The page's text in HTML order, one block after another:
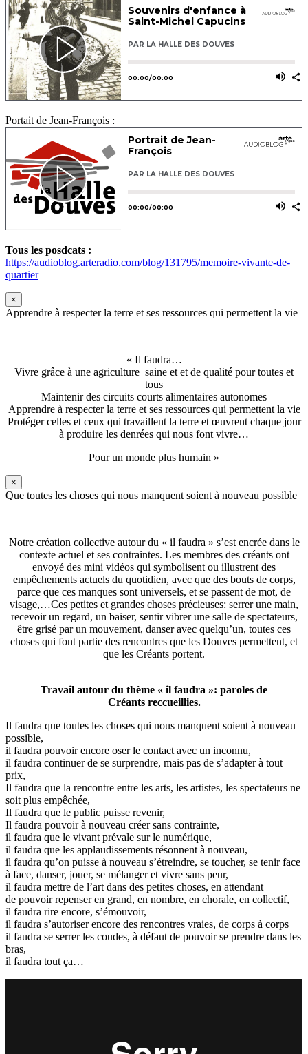
Portait de Jean-François :
Tous les posdcats :
https://audioblog.arteradio.com/blog/131795/memoire-vivante-de-
quartier
×
Apprendre à respecter la terre et ses ressources qui permettent la vie
« Il faudra…
Vivre grâce à une agriculture saine et et de qualité pour toutes et
tous
Maintenir des circuits courts alimentaires autonomes
Apprendre à respecter la terre et ses ressources qui permettent la vie
Protéger celles et ceux qui travaillent la terre et œuvrent chaque jour
à produire les denrées qui nous font vivre…
Pour un monde plus humain »
×
Que toutes les choses qui nous manquent soient à nouveau possible
Notre création collective autour du « il faudra » s’est encrée dans le
contexte actuel et ses contraintes. Les membres des créants ont
envoyé des mini vidéos qui symbolisent ou illustrent des
empêchements actuels du quotidien, avec que des bouts de corps,
parce que ces manques sont universels, et se passent de mot, de
visage,…Ces petites et grandes choses précieuses: serrer une main,
recevoir un regard, un baiser, sentir vibrer une salle de spectateurs,
être grisé par un mouvement, danser avec quelqu’un, toutes ces
choses qui font partie des rencontres que les Douves permettent, et
que les Créants portent.
Travail autour du thème « il faudra »: paroles de
Créants reccueillies.
Il faudra que toutes les choses qui nous manquent soient à nouveau
possible,
il faudra pouvoir encore oser le contact avec un inconnu,
il faudra continuer de se surprendre, mais pas de s’adapter à tout
prix,
Il faudra que la rencontre entre les arts, les artistes, les spectateurs ne
soit plus empêchée,
Il faudra que le public puisse revenir,
Il faudra pouvoir à nouveau créer sans contrainte,
il faudra que le vivant prévale sur le numérique,
il faudra que les applaudissements résonnent à nouveau,
il faudra qu’on puisse à nouveau s’étreindre, se toucher, se tenir face
à face, danser, jouer, se mélanger et vivre sans peur,
il faudra mettre de l’art dans des petites choses, en attendant
de pouvoir repenser en grand, en nombre, en chorale, en collectif,
il faudra rire encore, s’émouvoir,
il faudra s’autoriser encore des rencontres vraies, de corps à corps
il faudra se serrer les coudes, à défaut de pouvoir se prendre dans les
bras,
il faudra tout ça…